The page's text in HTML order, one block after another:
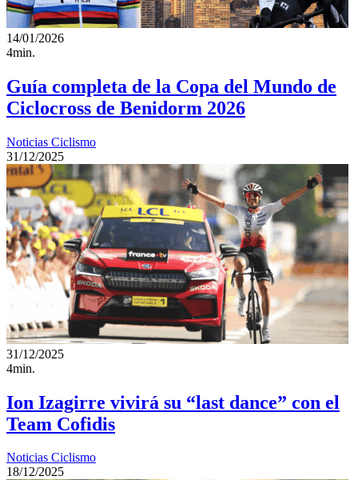
14/01/2026
4min.
Guía completa de la Copa del Mundo de
Ciclocross de Benidorm 2026
Noticias Ciclismo
31/12/2025
31/12/2025
4min.
Ion Izagirre vivirá su “last dance” con el
Team Cofidis
Noticias Ciclismo
18/12/2025